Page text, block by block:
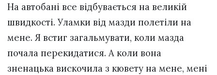
На автобані все відбувається на великій
швидкості. Уламки від мазди полетіли на
мене. Я встиг загальмувати, коли мазда
почала перекидатися. А коли вона
зненацька вискочила з кювету на мене, мені